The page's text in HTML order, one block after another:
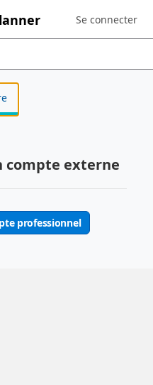
Sign in to your
Se connecter
compte externe
professionnel